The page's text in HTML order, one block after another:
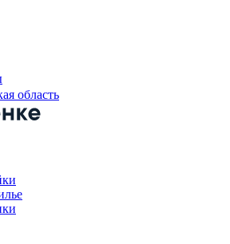
область